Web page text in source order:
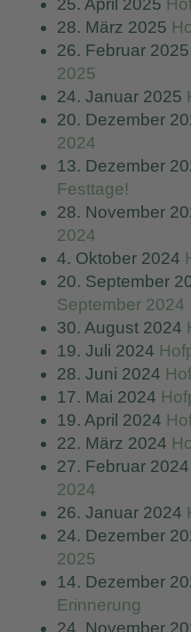
25. April 2025
28. März 2025
26. Februar 2025
2025
24. Januar 2025
20. Dezember
2024
13. Dezember
Festtage!
28. November
2024
4. Oktober 2024
20. September
September 2024
30. August 2024
19. Juli 2024
28. Juni 2024
17. Mai 2024
19. April 2024
22. März 2024
27. Februar 2024
2024
26. Januar 2024
24. Dezember
2025
14. Dezember
Erinnerung
24. November